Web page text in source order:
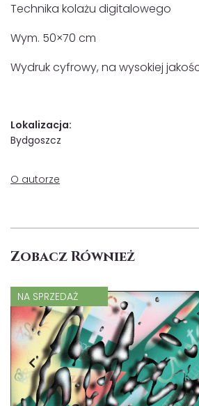
Technika kolażu digitalowego
Wym. 50×70 cm
Wydruk cyfrowy, na wysokiej
Lokalizacja:
Bydgoszcz
O autorze
Zobacz Również
NA SPRZEDAŻ